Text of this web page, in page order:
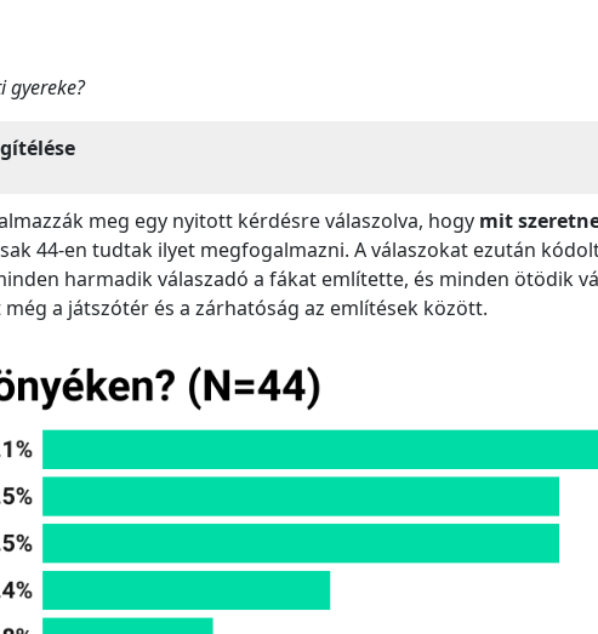
gyereke?
meg egy nyitott kérdésre válaszolva, hogy mit
44-en tudtak ilyet megfogalmazni. A válaszokat ezután
harmadik válaszadó a fákat említette, és minden ötödik
a játszótér és a zárhatóság az említések között.